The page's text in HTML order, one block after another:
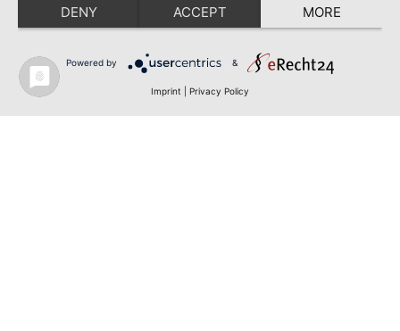
DENY ACCEPT MORE
Powered by &
Imprint Privacy Policy